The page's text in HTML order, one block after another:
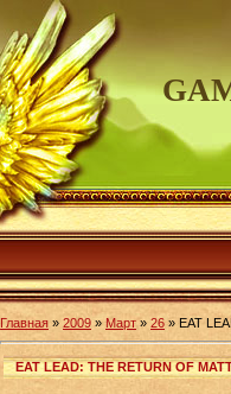
Главная » 2009 » Март » 26 » EAT
EAT LEAD: THE RETURN OF